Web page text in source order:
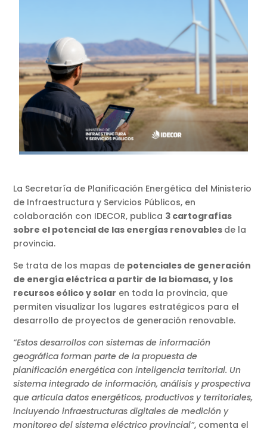
La Secretaría de Planificación Energética del Ministerio
de Infraestructura y Servicios Públicos, en
colaboración con IDECOR, publica 3 cartografías
sobre el potencial de las energías renovables de la
provincia.
Se trata de los mapas de potenciales de generación
de energía eléctrica a partir de la biomasa, y los
recursos eólico y solar en toda la provincia, que
permiten visualizar los lugares estratégicos para el
desarrollo de proyectos de generación renovable.
“Estos desarrollos con sistemas de información
geográfica forman parte de la propuesta de
planificación energética con inteligencia territorial. Un
sistema integrado de información, análisis y prospectiva
que articula datos energéticos, productivos y territoriales,
incluyendo infraestructuras digitales de medición y
monitoreo del sistema eléctrico provincial”, comenta el